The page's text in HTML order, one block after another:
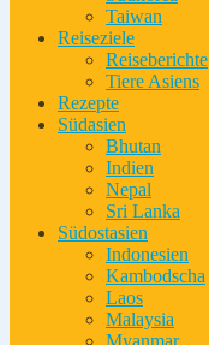
Taiwan
Reiseziele
Reiseberichte
Tiere Asiens
Rezepte
Südasien
Bhutan
Indien
Nepal
Sri Lanka
Südostasien
Indonesien
Kambodscha
Laos
Malaysia